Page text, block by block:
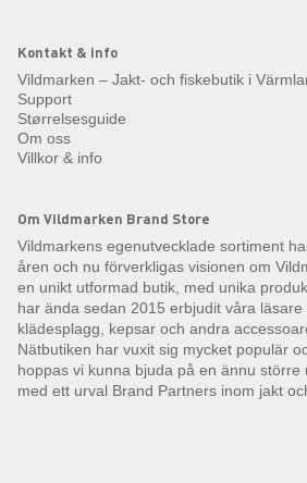
Kontakt & info
Vildmarken – Jakt- och fiskebutik i
Support
Størrelsesguide
Om oss
Villkor & info
Om Vildmarken Brand Store
Vildmarkens egenutvecklade sortiment
åren och nu förverkligas visionen om
en unikt utformad butik, med unika
har ända sedan 2015 erbjudit våra
klädesplagg, kepsar och andra
Nätbutiken har vuxit sig mycket populär
hoppas vi kunna bjuda på en ännu större
med ett urval Brand Partners inom jakt